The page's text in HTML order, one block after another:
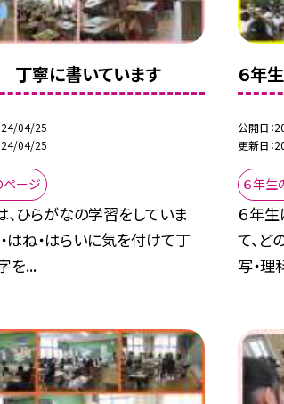
丁寧に書いています
04/25
04/25
ページ
、ひらがなの学習をしていま
・はね・はらいに気を付けて丁
を...
６年
公開日
更新日
６年生
６年
て、ど
写・理